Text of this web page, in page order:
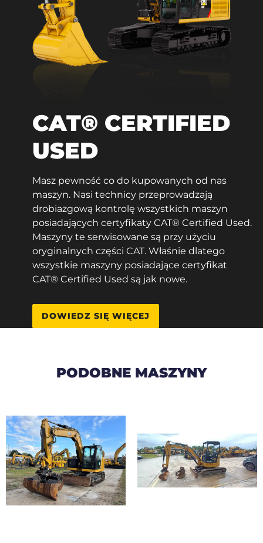
CAT® CERTIFIED
USED
Masz pewność co do kupowanych od nas
maszyn. Nasi technicy przeprowadzają
drobiazgową kontrolę wszystkich maszyn
posiadających certyfikaty CAT® Certified Used.
Maszyny te serwisowane są przy użyciu
oryginalnych części CAT. Właśnie dlatego
wszystkie maszyny posiadające certyfikat
CAT® Certified Used są jak nowe.
DOWIEDZ SIĘ WIĘCEJ
PODOBNE MASZYNY